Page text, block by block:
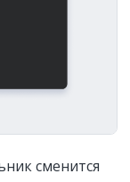
сменится